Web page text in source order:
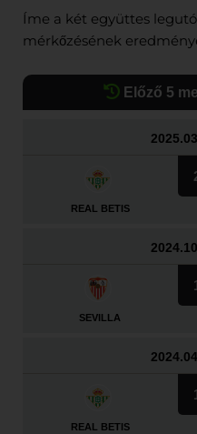
Íme a két együttes
mérkőzésének
Előző 5
REAL BETIS
SEVILLA
REAL BETIS